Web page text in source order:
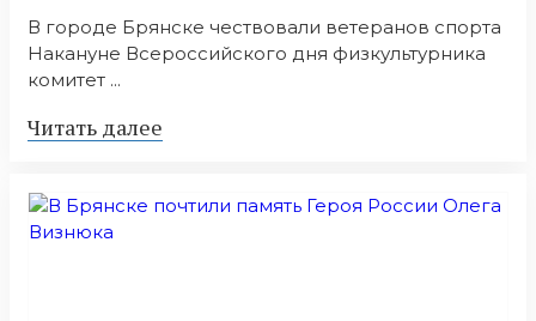
В городе Брянске чествовали ветеранов спорта
Накануне Всероссийского дня физкультурника
комитет ...
Читать далее